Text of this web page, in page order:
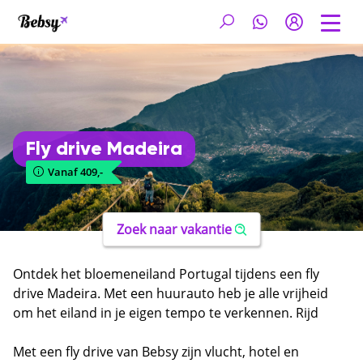
Fly drive Madeira
Vanaf 409,-
Zoek naar vakantie
Ontdek het bloemeneiland Portugal tijdens een fly
drive Madeira. Met een huurauto heb je alle vrijheid
om het eiland in je eigen tempo te verkennen. Rijd
charmante dorpjes en geniet van panoramische
Met een fly drive van Bebsy zijn vlucht, hotel en